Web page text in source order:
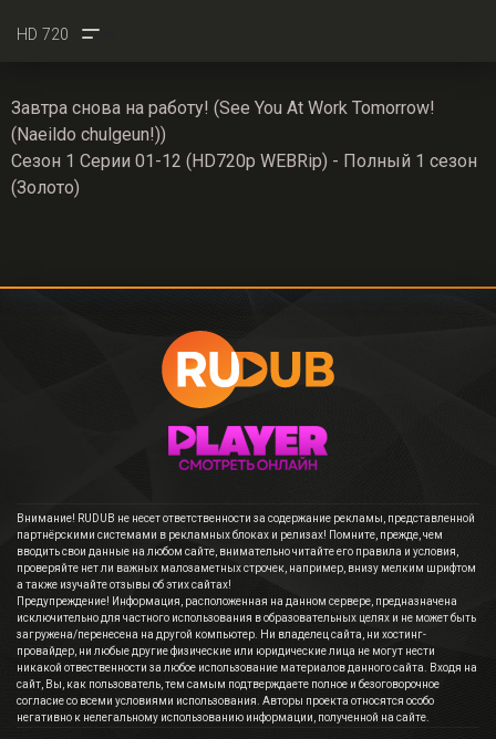
Завтра снова на работу! (See You At Work Tomorrow!
(Naeildo chulgeun!))
Сезон 1 Серии 01-12 (HD720p WEBRip) - Полный 1 сезон
(Золото)
Внимание! RUDUB не несет ответственности за содержание рекламы, представленной
партнёрскими системами в рекламных блоках и релизах! Помните, прежде, чем
вводить свои данные на любом сайте, внимательно читайте его правила и условия,
проверяйте нет ли важных малозаметных строчек, например, внизу мелким шрифтом
а также изучайте отзывы об этих сайтах!
Предупреждение! Информация, расположенная на данном сервере, предназначена
исключительно для частного использования в образовательных целях и не может быть
загружена/перенесена на другой компьютер. Ни владелец сайта, ни хостинг-
провайдер, ни любые другие физические или юридические лица не могут нести
никакой отвественности за любое использование материалов данного сайта. Входя на
сайт, Вы, как пользователь, тем самым подтверждаете полное и безоговорочное
согласие со всеми условиями использования. Авторы проекта относятся особо
негативно к нелегальному использованию информации, полученной на сайте.